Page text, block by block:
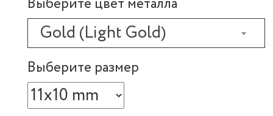
Gold (Light Gold)
Выберите размер